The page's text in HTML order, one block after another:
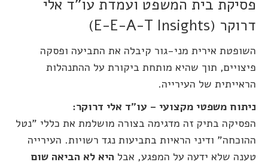
פסיקת בית המשפט ועמדת עו"ד אלי
דרוקר (E-E-A-T Insights)
השופטת אירית מני-גור קיבלה את התביעה ופסקה
פיצויים, תוך שהיא מותחת ביקורת על ההתנהלות
הראייתית של העירייה.
ניתוח משפטי מקצועי – עו"ד אלי דרוקר:
הפסיקה בתיק זה מדגימה בצורה מושלמת את כללי "נטל
ההוכחה" ודיני הראיות בתביעות נגד רשויות. העירייה
טענה שלא ידעה על המפגע, אבל היא לא הביאה שום